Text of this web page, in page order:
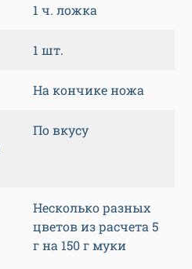
1 ч. ложка
1 шт.
На кончике ножа
По вкусу
Несколько разных
цветов из расчета 5
г на 150 г муки